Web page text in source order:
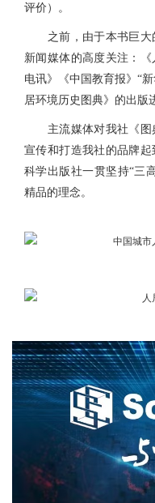
评价）。
之前，由于本书巨大
新闻媒体的高度关注：
电讯》《中国教育报》“
居环境历史图典》的出版
主流媒体对我社《图
宣传和打造我社的品牌
科学出版社一贯坚持“三
精品的理念。